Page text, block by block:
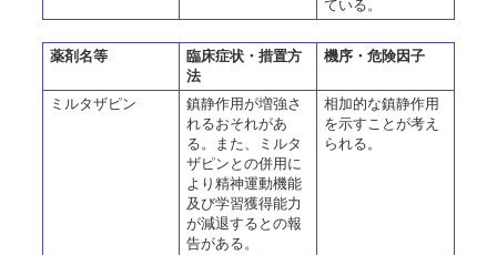
ている。
薬剤名等
臨床症状・措置方
法
機序・危険因子
ミルタザピン
鎮静作用が増強さ
れるおそれがあ
る。また、ミルタ
ザピンとの併用に
より精神運動機能
及び学習獲得能力
が減退するとの報
告がある。
相加的な鎮静作用
を示すことが考え
られる。